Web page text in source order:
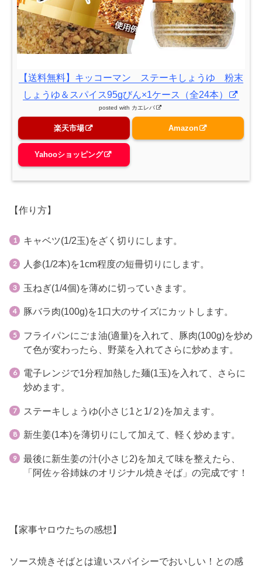
【送料無料】キッコーマン ステーキしょうゆ 粉末
しょうゆ＆スパイス95gびん×1ケース（全24本）
posted with カエレバ
楽天市場 Amazon
Yahooショッピング
【作り方】
キャベツ(1/2玉)をざく切りにします。
人参(1/2本)を1cm程度の短冊切りにします。
玉ねぎ(1/4個)を薄めに切っていきます。
豚バラ肉(100g)を1口大のサイズにカットします。
フライパンにごま油(適量)を入れて、豚肉(100g)を炒め
て色が変わったら、野菜を入れてさらに炒めます。
電子レンジで1分程加熱した麺(1玉)を入れて、さらに
炒めます。
ステーキしょうゆ(小さじ1と1/２)を加えます。
新生姜(1本)を薄切りにして加えて、軽く炒めます。
最後に新生姜の汁(小さじ2)を加えて味を整えたら、
「阿佐ヶ谷姉妹のオリジナル焼きそば」の完成です！
【家事ヤロウたちの感想】
ソース焼きそばとは違いスパイシーでおいしい！との感